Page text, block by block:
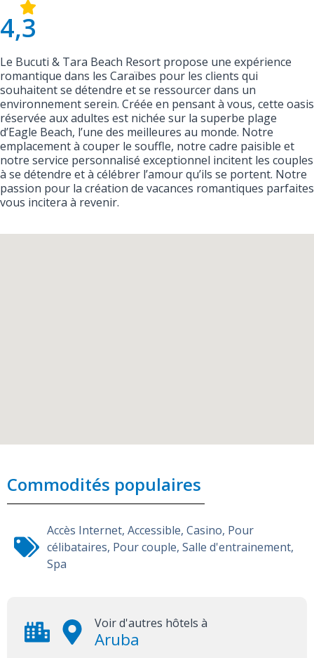
4,3
Le Bucuti & Tara Beach Resort propose une expérience
romantique dans les Caraïbes pour les clients qui
souhaitent se détendre et se ressourcer dans un
environnement serein. Créée en pensant à vous, cette oasis
réservée aux adultes est nichée sur la superbe plage
d’Eagle Beach, l’une des meilleures au monde. Notre
emplacement à couper le souffle, notre cadre paisible et
notre service personnalisé exceptionnel incitent les couples
à se détendre et à célébrer l’amour qu’ils se portent. Notre
passion pour la création de vacances romantiques parfaites
vous incitera à revenir.
Commodités populaires
Accès Internet, Accessible, Casino, Pour
célibataires, Pour couple, Salle d'entrainement,
Spa
Voir d'autres hôtels à
Aruba